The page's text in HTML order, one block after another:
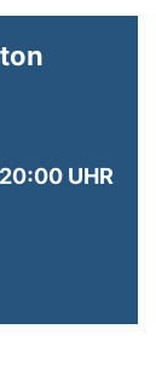
20:00 UHR